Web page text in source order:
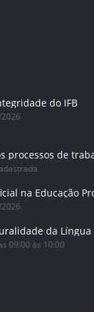
do IFB
processos de
09:00 às 10:00